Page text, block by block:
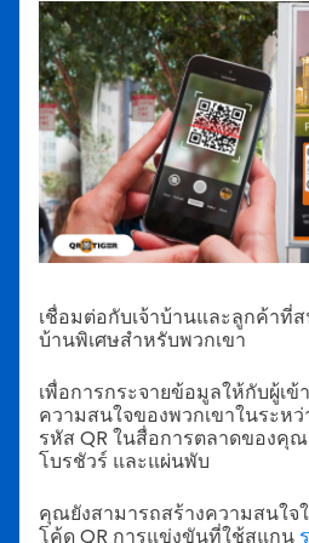
เชื่อมต่อกับเจ้าบ้านและลูกค้าที่
บ้านพิเศษสำหรับพวกเขา
เพื่อการกระจายข้อมูลให้กับผู้เ
ความสนใจของพวกเขาในระห
รหัส QR ในสื่อการตลาดของคุ
โบรชัวร์ และแผ่นพับ
คุณยังสามารถสร้างความสนใจ
โค้ด QR การแข่งขันที่ใช้สแกน